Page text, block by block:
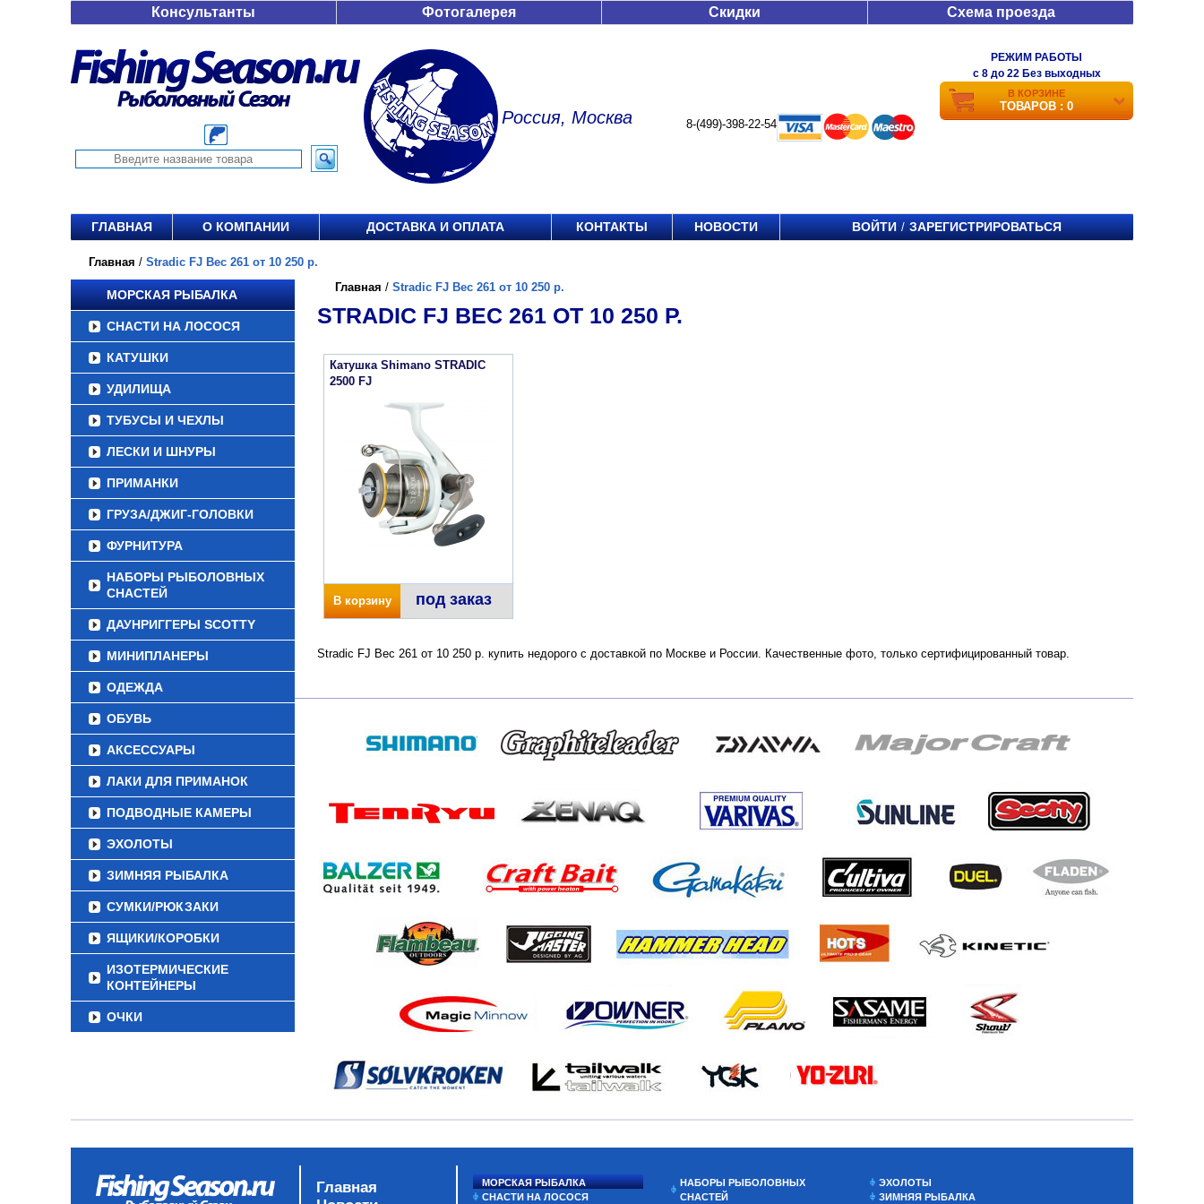
Консультанты Фотогалерея Скидки Схема проезда
Россия, Москва 8-(499)-398-22-54
РЕЖИМ РАБОТЫ
c 8 до 22 Без выходных
В КОРЗИНЕ
ТОВАРОВ : 0
ГЛАВНАЯ О КОМПАНИИ ДОСТАВКА И ОПЛАТА КОНТАКТЫ НОВОСТИ ВОЙТИ / ЗАРЕГИСТРИРОВАТЬСЯ
Главная / Stradic FJ Вес 261 от 10 250 р.
МОРСКАЯ РЫБАЛКА
СНАСТИ НА ЛОСОСЯ
КАТУШКИ
УДИЛИЩА
ТУБУСЫ И ЧЕХЛЫ
ЛЕСКИ И ШНУРЫ
ПРИМАНКИ
ГРУЗА/ДЖИГ-ГОЛОВКИ
ФУРНИТУРА
НАБОРЫ РЫБОЛОВНЫХ
СНАСТЕЙ
ДАУНРИГГЕРЫ SCOTTY
МИНИПЛАНЕРЫ
ОДЕЖДА
ОБУВЬ
АКСЕССУАРЫ
ЛАКИ ДЛЯ ПРИМАНОК
ПОДВОДНЫЕ КАМЕРЫ
ЭХОЛОТЫ
ЗИМНЯЯ РЫБАЛКА
СУМКИ/РЮКЗАКИ
ЯЩИКИ/КОРОБКИ
ИЗОТЕРМИЧЕСКИЕ
КОНТЕЙНЕРЫ
ОЧКИ
Главная / Stradic FJ Вес 261 от 10 250 р.
STRADIC FJ ВЕС 261 ОТ 10 250 Р.
Катушка Shimano STRADIC
2500 FJ
В корзину под заказ
Stradic FJ Вес 261 от 10 250 р. купить недорого с доставкой по Москве и России. Качественные фото, только сертифицированный товар.
Главная
МОРСКАЯ РЫБАЛКА
СНАСТИ НА ЛОСОСЯ
НАБОРЫ РЫБОЛОВНЫХ
СНАСТЕЙ
ЭХОЛОТЫ
ЗИМНЯЯ РЫБАЛКА